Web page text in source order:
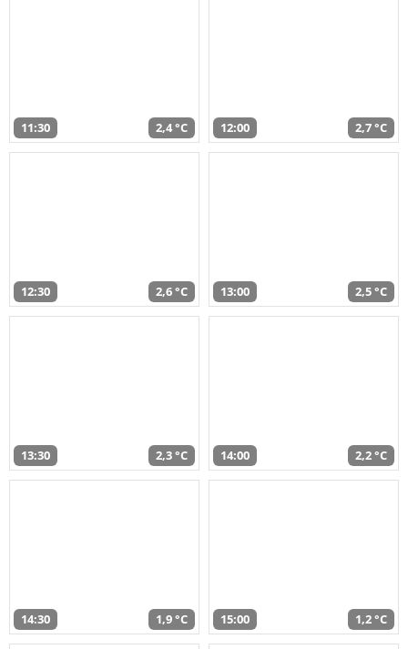
11:30 2,4 °C 12:00 2,7 °C
12:30 2,6 °C 13:00 2,5 °C
13:30 2,3 °C 14:00 2,2 °C
14:30 1,9 °C 15:00 1,2 °C